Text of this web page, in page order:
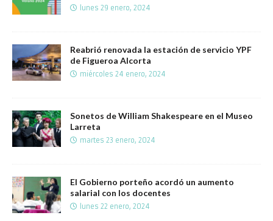
lunes 29 enero, 2024
Reabrió renovada la estación de servicio YPF
de Figueroa Alcorta
miércoles 24 enero, 2024
Sonetos de William Shakespeare en el Museo
Larreta
martes 23 enero, 2024
El Gobierno porteño acordó un aumento
salarial con los docentes
lunes 22 enero, 2024